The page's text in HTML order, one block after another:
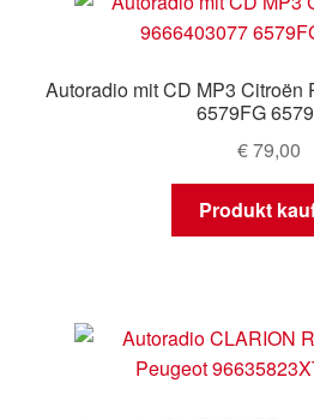
Autoradio mit CD MP3 Citroën
6579FG
€79,00
Produkt